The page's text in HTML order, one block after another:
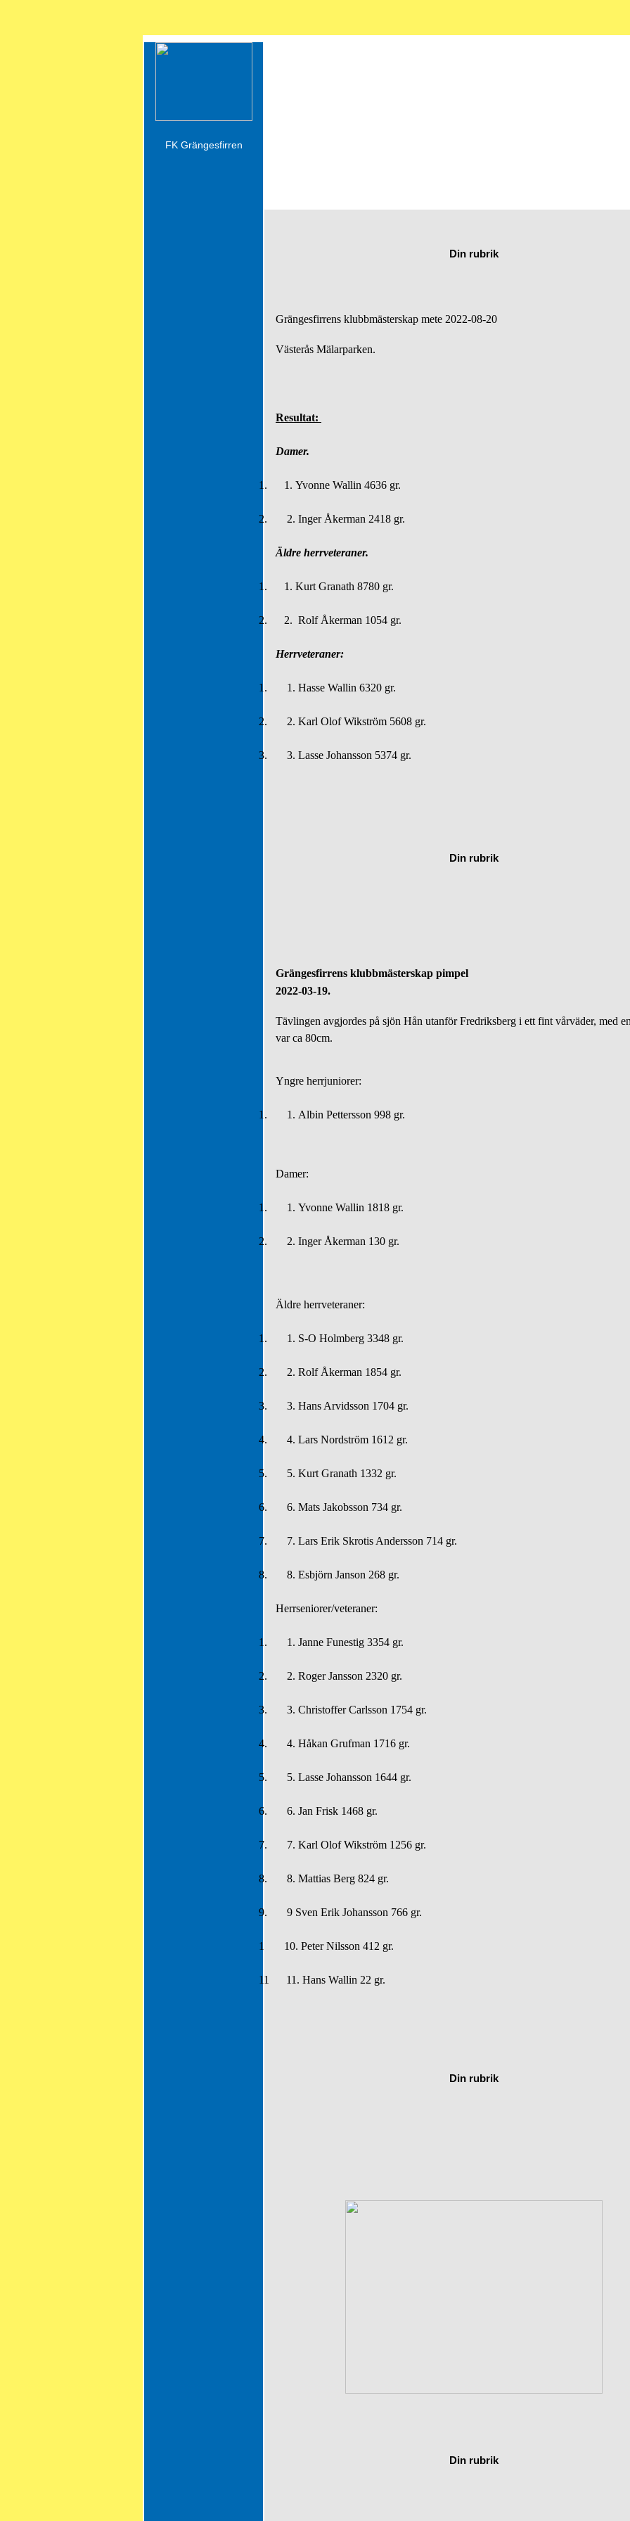
FK Grängesfirren
Din rubrik
Grängesfirrens klubbmästerskap mete 2022-08-20
Västerås Mälarparken.
Resultat:
Damer.
1. 1. Yvonne Wallin 4636 gr.
2. 2. Inger Åkerman 2418 gr.
Äldre herrveteraner.
1. 1. Kurt Granath 8780 gr.
2. 2. Rolf Åkerman 1054 gr.
Herrveteraner:
1. 1. Hasse Wallin 6320 gr.
2. 2. Karl Olof Wikström 5608 gr.
3. 3. Lasse Johansson 5374 gr.
Din rubrik
Grängesfirrens klubbmästerskap pimpel
2022-03-19.
Tävlingen avgjordes på sjön Hån utanför Fredriksberg i ett fint vårväder, med
var ca 80cm.
Yngre herrjuniorer:
1. 1. Albin Pettersson 998 gr.
Damer:
1. 1. Yvonne Wallin 1818 gr.
2. 2. Inger Åkerman 130 gr.
Äldre herrveteraner:
1. 1. S-O Holmberg 3348 gr.
2. 2. Rolf Åkerman 1854 gr.
3. 3. Hans Arvidsson 1704 gr.
4. 4. Lars Nordström 1612 gr.
5. 5. Kurt Granath 1332 gr.
6. 6. Mats Jakobsson 734 gr.
7. 7. Lars Erik Skrotis Andersson 714 gr.
8. 8. Esbjörn Janson 268 gr.
Herrseniorer/veteraner:
1. 1. Janne Funestig 3354 gr.
2. 2. Roger Jansson 2320 gr.
3. 3. Christoffer Carlsson 1754 gr.
4. 4. Håkan Grufman 1716 gr.
5. 5. Lasse Johansson 1644 gr.
6. 6. Jan Frisk 1468 gr.
7. 7. Karl Olof Wikström 1256 gr.
8. 8. Mattias Berg 824 gr.
9. 9 Sven Erik Johansson 766 gr.
1 10. Peter Nilsson 412 gr.
11 11. Hans Wallin 22 gr.
Din rubrik
Din rubrik